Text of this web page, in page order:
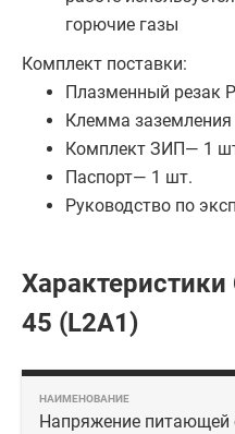
горючие газы
Комплект поставки:
Плазменный резак
Клемма
Комплект ЗИП— 1
Паспорт— 1 шт.
Руководство по
45 (L2А1)
Напряжение питающей